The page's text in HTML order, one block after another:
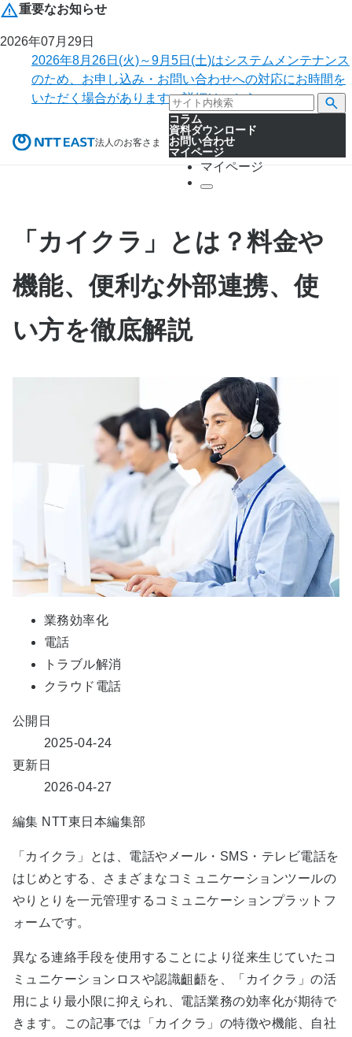
重要なお知らせ
2026年07月29日
2026年8月26日(火)～9月5日(土)はシステムメンテナンス
のため、お申し込み・お問い合わせへの対応にお時間を
いただく場合があります。詳細はこちら。
法人のお客さま
コラム
資料ダウンロード
お問い合わせ
マイページ
マイページ
「カイクラ」とは？料金や
機能、便利な外部連携、使
い方を徹底解説
業務効率化
電話
トラブル解消
クラウド電話
公開日
2025-04-24
更新日
2026-04-27
編集 NTT東日本編集部
「カイクラ」とは、電話やメール・SMS・テレビ電話を
はじめとする、さまざまなコミュニケーションツールの
やりとりを一元管理するコミュニケーションプラットフ
ォームです。
異なる連絡手段を使用することにより従来生じていたコ
ミュニケーションロスや認識齟齬を、「カイクラ」の活
用により最小限に抑えられ、電話業務の効率化が期待で
きます。この記事では「カイクラ」の特徴や機能、自社